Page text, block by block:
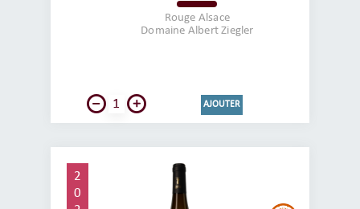
équilibrée avec des tanins soyeux. A
déguster entre amis sur une viande grillée
Rouge Alsace
Domaine Albert Ziegler
AJOUTER
2
0